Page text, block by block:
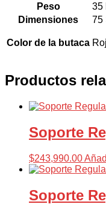
Peso
35
Dimensiones
75
Color de la butaca
Productos
Soporte
$243,990.00
Soporte